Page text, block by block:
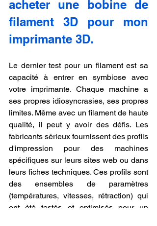
acheter une bobine de
filament 3D pour mon
imprimante 3D.
Le dernier test pour un filament est sa
capacité à entrer en symbiose avec
votre imprimante. Chaque machine a
ses propres idiosyncrasies, ses propres
limites. Même avec un filament de haute
qualité, il peut y avoir des défis. Les
fabricants sérieux fournissent des profils
d'impression pour des machines
spécifiques sur leurs sites web ou dans
leurs fiches techniques. Ces profils sont
des ensembles de paramètres
(températures, vitesses, rétraction) qui
ont été testés et optimisés pour un